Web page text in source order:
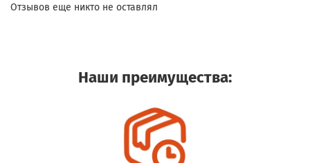
Отзывов еще никто не оставлял
Наши преимущества: